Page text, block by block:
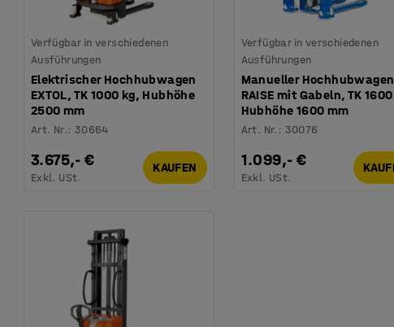
Verfügbar in verschiedenen
Ausführungen
Elektrischer Hochhubwagen
EXTOL, TK 1000 kg, Hubhöhe
2500 mm
Art. Nr.: 30664
3.675,- €
Exkl. USt.
KAUFEN
Verfügbar in verschiedenen
Ausführungen
Manueller Hochhubwagen
RAISE mit Gabeln, TK
Hubhöhe 1600 mm
Art. Nr. : 30076
1.099,- €
Exkl. USt.